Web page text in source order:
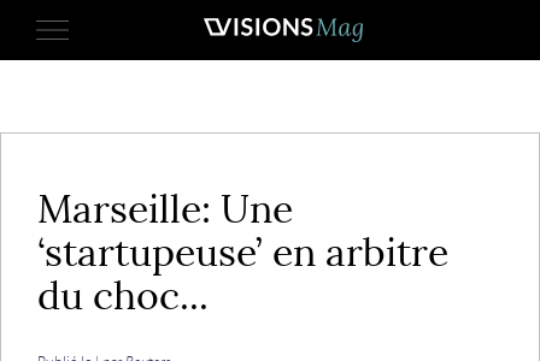
Marseille: Une
‘startupeuse’ en arbitre
du choc...